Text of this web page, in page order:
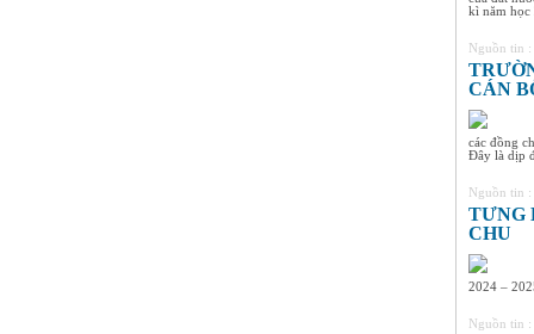
kì năm học
Nguồn tin :
CÁN
các đồng
Đây là dịp
Nguồn tin :
TƯNG
CHU
2024 –
Nguồn tin :